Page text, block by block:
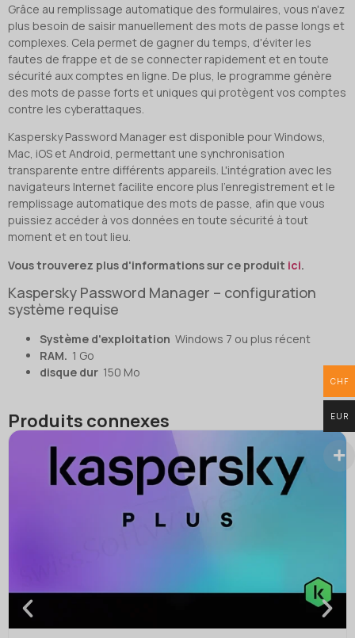
Grâce au remplissage automatique des formulaires, vous n'avez
plus besoin de saisir manuellement des mots de passe longs et
complexes. Cela permet de gagner du temps, d'éviter les
fautes de frappe et de se connecter rapidement et en toute
sécurité aux comptes en ligne. De plus, le programme génère
des mots de passe forts et uniques qui protègent vos comptes
contre les cyberattaques.
Kaspersky Password Manager est disponible pour Windows,
Mac, iOS et Android, permettant une synchronisation
transparente entre différents appareils. L'intégration avec les
navigateurs Internet facilite encore plus l'enregistrement et le
remplissage automatique des mots de passe, afin que vous
puissiez accéder à vos données en toute sécurité à tout
moment et en tout lieu.
Vous trouverez plus d'informations sur ce produit ici.
Kaspersky Password Manager – configuration
système requise
Système d'exploitation Windows 7 ou plus récent
RAM. 1 Go
disque dur 150 Mo
Produits connexes
CHF
EUR